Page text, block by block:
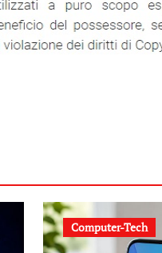
Computer-Tech